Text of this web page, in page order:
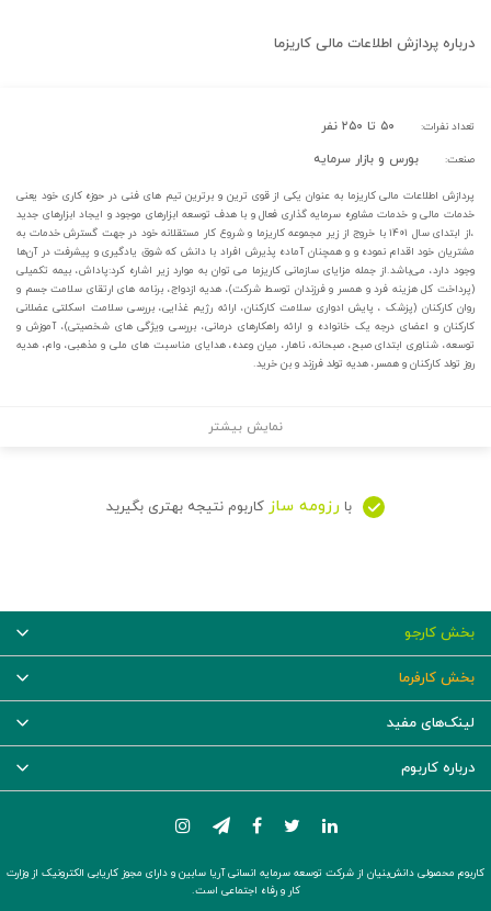
درباره پردازش اطلاعات مالی کاریزما
تعداد نفرات: ۵۰ تا ۲۵۰ نفر
صنعت: بورس و بازار سرمایه
پردازش اطلاعات مالی کاریزما به عنوان یکی از قوی ترین و برترین تیم های فنی در حوزه کاری خود یعنی
خدمات مالی و خدمات مشاوره سرمایه گذاری فعال و با هدف توسعه ابزارهای موجود و ایجاد ابزارهای جدید
،از ابتدای سال ۱۴۰۱ با خروج از زیر مجموعه کاریزما و شروع کار مستقلانه خود در جهت گسترش خدمات به
مشتریان خود اقدام نموده و و همچنان آماده پذیرش افراد با دانش که شوق یادگیری و پیشرفت در آن‌ها
وجود دارد، می‌باشد.از جمله مزایای سازمانی کاریزما می توان به موارد زیر اشاره کرد:پاداش، بیمه تکمیلی
(پرداخت کل هزینه فرد و همسر و فرزندان توسط شرکت)، هدیه ازدواج، برنامه های ارتقای سلامت جسم و
روان کارکنان (پزشک ، پایش ادواری سلامت کارکنان، ارائه رژیم غذایی، بررسی سلامت اسکلتی عضلانی
کارکنان و اعضای درجه یک خانواده و ارائه راهکارهای درمانی، بررسی ویژگی های شخصیتی)، آموزش و
توسعه، شناوری ابتدای صبح، صبحانه، ناهار، میان وعده، هدایای مناسبت های ملی و مذهبی، وام، هدیه
روز تولد کارکنان و همسر، هدیه تولد فرزند و بن خرید.
نمایش بیشتر
با رزومه ساز کاربوم نتیجه بهتری بگیرید
بخش کارجو
بخش کارفرما
لینک‌های مفید
درباره کاربوم
کاربوم محصولی دانش‌بنیان از شرکت توسعه سرمایه انسانی آریا سابین و دارای مجوز کاریابی الکترونیک از وزارت
کار و رفاه اجتماعی است.